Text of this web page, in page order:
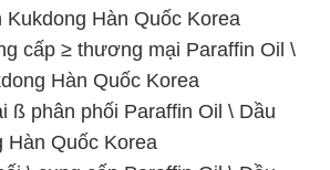
Kukdong Hàn Quốc Korea
cấp ≥ thương mại Paraffin Oil \
Hàn Quốc Korea
ß phân phối Paraffin Oil \ Dầu
Hàn Quốc Korea